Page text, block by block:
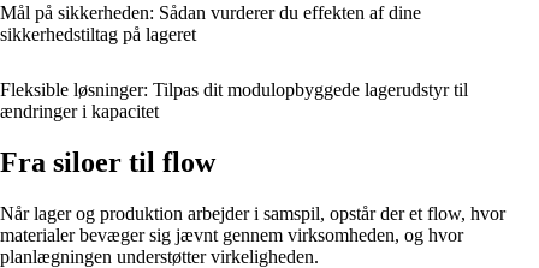
Mål på sikkerheden: Sådan vurderer du effekten af dine
sikkerhedstiltag på lageret
Fleksible løsninger: Tilpas dit modulopbyggede lagerudstyr til
ændringer i kapacitet
Fra siloer til flow
Når lager og produktion arbejder i samspil, opstår der et flow, hvor
materialer bevæger sig jævnt gennem virksomheden, og hvor
planlægningen understøtter virkeligheden.